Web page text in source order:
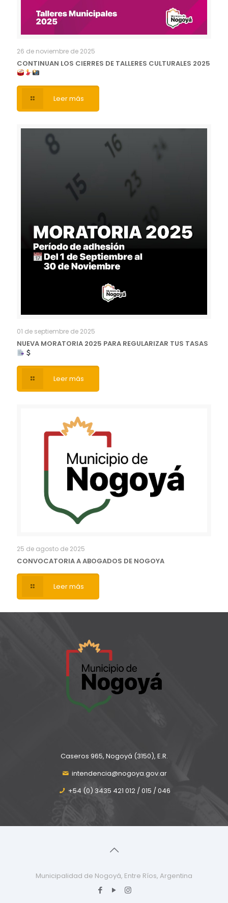
26 de noviembre de 2025
CONTINUAN LOS CIERRES DE TALLERES CULTURALES 2025
Leer más
01 de septiembre de 2025
NUEVA MORATORIA 2025 PARA REGULARIZAR TUS TASAS
Leer más
25 de agosto de 2025
CONVOCATORIA A ABOGADOS DE NOGOYA
Leer más
Caseros 965, Nogoyá (3150), E.R.
intendencia@nogoya.gov.ar
+54 (0) 3435 421 012 / 015 / 046
Municipalidad de Nogoyá, Entre Ríos, Argentina